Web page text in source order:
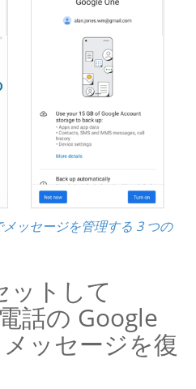
ッセージを管理する 3 つの
ットして
話の Google
ッセージを復